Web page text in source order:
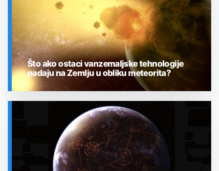
Što ako ostaci vanzemaljske tehnologije
padaju na Zemlju u obliku meteorita?